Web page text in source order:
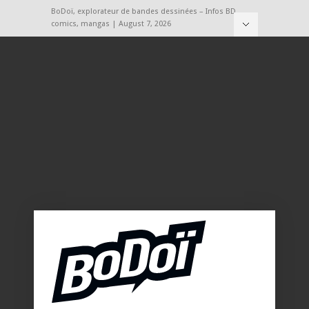
BoDoï, explorateur de bandes dessinées – Infos BD,
comics, mangas | August 7, 2026